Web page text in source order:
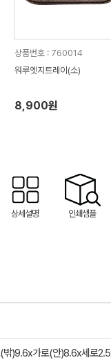
상품번호 : 760014
워루엣지트레이(소)
8,900원
상세설명 인쇄샘플
밖)9.6x가로(안)8.6x세로